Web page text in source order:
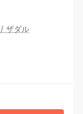
/ ザダル